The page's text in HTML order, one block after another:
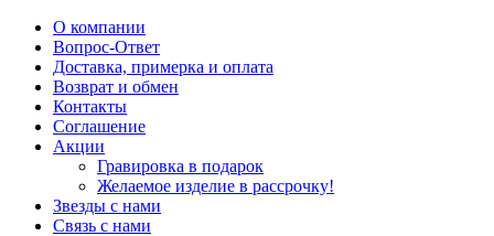
О компании
Вопрос-Ответ
Доставка, примерка и оплата
Возврат и обмен
Контакты
Соглашение
Акции
Гравировка в подарок
Желаемое изделие в рассрочку!
Звезды с нами
Связь с нами